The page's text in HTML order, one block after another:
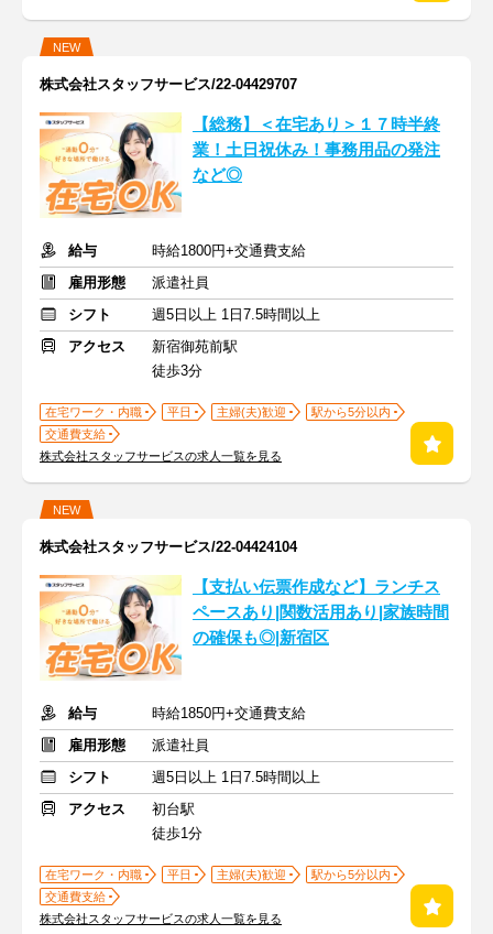
NEW
株式会社スタッフサービス/22-04429707
【総務】＜在宅あり＞１７時半終
業！土日祝休み！事務用品の発注
など◎
給与
時給1800円+交通費支給
雇用形態
派遣社員
シフト
週5日以上 1日7.5時間以上
アクセス
新宿御苑前駅
徒歩3分
在宅ワーク・内職 平日 主婦(夫)歓迎
駅から5分以内
交通費支給
株式会社スタッフサービスの求人一覧を見る
NEW
株式会社スタッフサービス/22-04424104
【支払い伝票作成など】ランチス
ペースあり|関数活用あり|家族時間
の確保も◎|新宿区
給与
時給1850円+交通費支給
雇用形態
派遣社員
シフト
週5日以上 1日7.5時間以上
アクセス
初台駅
徒歩1分
在宅ワーク・内職 平日 主婦(夫)歓迎
駅から5分以内
交通費支給
株式会社スタッフサービスの求人一覧を見る